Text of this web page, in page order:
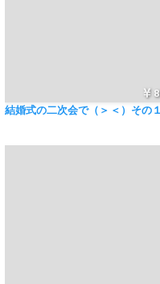
結婚式の二次会で（＞＜）その１